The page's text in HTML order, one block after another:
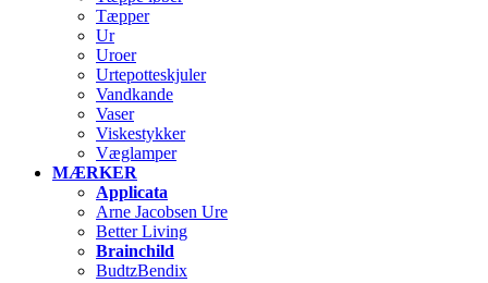
Tæpper
Ur
Uroer
Urtepotteskjuler
Vandkande
Vaser
Viskestykker
Væglamper
MÆRKER
Applicata
Arne Jacobsen Ure
Better Living
Brainchild
BudtzBendix